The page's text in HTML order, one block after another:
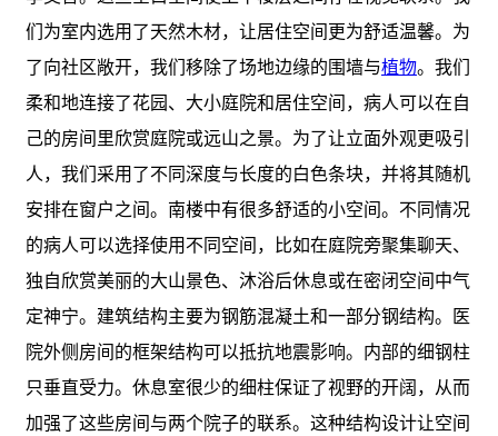
们为室内选用了天然木材，让居住空间更为舒适温馨。为
了向社区敞开，我们移除了场地边缘的围墙与植物。我们
柔和地连接了花园、大小庭院和居住空间，病人可以在自
己的房间里欣赏庭院或远山之景。为了让立面外观更吸引
人，我们采用了不同深度与长度的白色条块，并将其随机
安排在窗户之间。南楼中有很多舒适的小空间。不同情况
的病人可以选择使用不同空间，比如在庭院旁聚集聊天、
独自欣赏美丽的大山景色、沐浴后休息或在密闭空间中气
定神宁。建筑结构主要为钢筋混凝土和一部分钢结构。医
院外侧房间的框架结构可以抵抗地震影响。内部的细钢柱
只垂直受力。休息室很少的细柱保证了视野的开阔，从而
加强了这些房间与两个院子的联系。这种结构设计让空间